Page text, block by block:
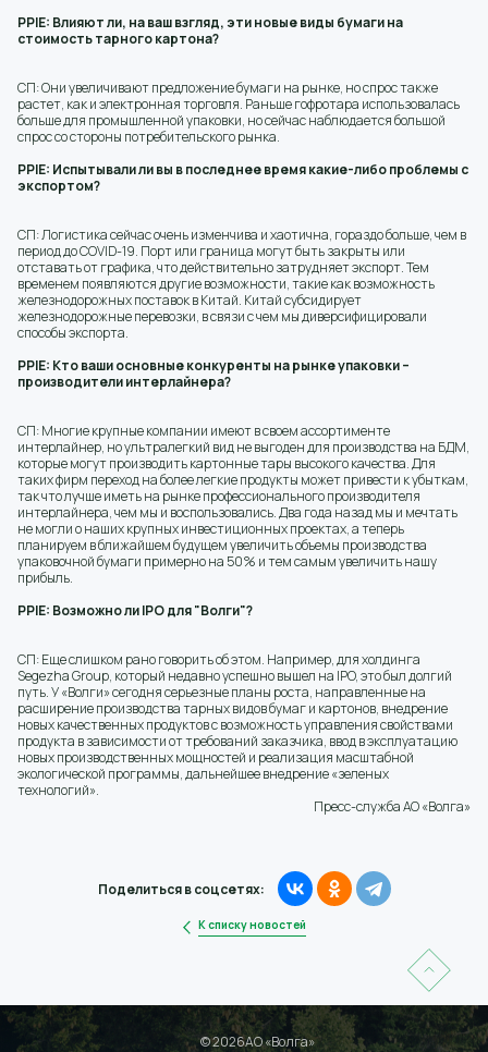
PPIE: Влияют ли, на ваш взгляд, эти новые виды бумаги на
стоимость тарного картона?
СП: Они увеличивают предложение бумаги на рынке, но спрос также
растет, как и электронная торговля. Раньше гофротара использовалась
больше для промышленной упаковки, но сейчас наблюдается большой
спрос со стороны потребительского рынка.
PPIE: Испытывали ли вы в последнее время какие-либо проблемы с
экспортом?
СП: Логистика сейчас очень изменчива и хаотична, гораздо больше, чем в
период до COVID-19. Порт или граница могут быть закрыты или
отставать от графика, что действительно затрудняет экспорт. Тем
временем появляются другие возможности, такие как возможность
железнодорожных поставок в Китай. Китай субсидирует
железнодорожные перевозки, в связи с чем мы диверсифицировали
способы экспорта.
PPIE: Кто ваши основные конкуренты на рынке упаковки –
производители интерлайнера?
СП: Многие крупные компании имеют в своем ассортименте
интерлайнер, но ультралегкий вид не выгоден для производства на БДМ,
которые могут производить картонные тары высокого качества. Для
таких фирм переход на более легкие продукты может привести к убыткам,
так что лучше иметь на рынке профессионального производителя
интерлайнера, чем мы и воспользовались. Два года назад мы и мечтать
не могли о наших крупных инвестиционных проектах, а теперь
планируем в ближайшем будущем увеличить объемы производства
упаковочной бумаги примерно на 50% и тем самым увеличить нашу
прибыль.
PPIE: Возможно ли IPO для "Волги"?
СП: Еще слишком рано говорить об этом. Например, для холдинга
Segezha Group, который недавно успешно вышел на IPO, это был долгий
путь. У «Волги» сегодня серьезные планы роста, направленные на
расширение производства тарных видов бумаг и картонов, внедрение
новых качественных продуктов с возможность управления свойствами
продукта в зависимости от требований заказчика, ввод в эксплуатацию
новых производственных мощностей и реализация масштабной
экологической программы, дальнейшее внедрение «зеленых
технологий».
Пресс-служба АО «Волга»
К списку новостей
Поделиться в соцсетях:
© 2026АО «Волга»